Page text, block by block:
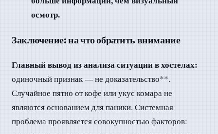
осмотр.
Заключение: на что обратить внимание
Главный вывод из анализа ситуации в хостелах:
одиночный признак — не доказательство**.
Случайное пятно от кофе или укус комара не
являются основанием для паники. Системная
проблема проявляется совокупностью факторов: